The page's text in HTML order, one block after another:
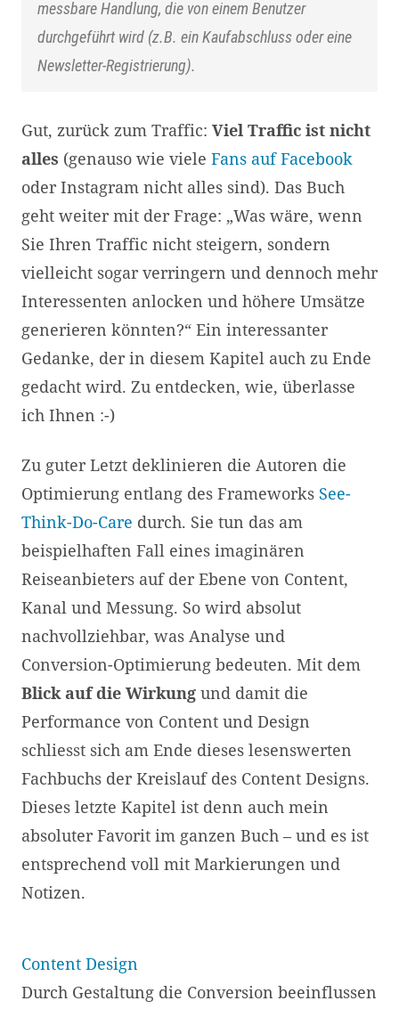
messbare Handlung, die von einem Benutzer
durchgeführt wird (z.B. ein Kaufabschluss oder eine
Newsletter-Registrierung).
Gut, zurück zum Traffic: Viel Traffic ist nicht
alles (genauso wie viele Fans auf Facebook
oder Instagram nicht alles sind). Das Buch
geht weiter mit der Frage: „Was wäre, wenn
Sie Ihren Traffic nicht steigern, sondern
vielleicht sogar verringern und dennoch mehr
Interessenten anlocken und höhere Umsätze
generieren könnten?“ Ein interessanter
Gedanke, der in diesem Kapitel auch zu Ende
gedacht wird. Zu entdecken, wie, überlasse
ich Ihnen :-)
Zu guter Letzt deklinieren die Autoren die
Optimierung entlang des Frameworks See-
Think-Do-Care durch. Sie tun das am
beispielhaften Fall eines imaginären
Reiseanbieters auf der Ebene von Content,
Kanal und Messung. So wird absolut
nachvollziehbar, was Analyse und
Conversion-Optimierung bedeuten. Mit dem
Blick auf die Wirkung und damit die
Performance von Content und Design
schliesst sich am Ende dieses lesenswerten
Fachbuchs der Kreislauf des Content Designs.
Dieses letzte Kapitel ist denn auch mein
absoluter Favorit im ganzen Buch – und es ist
entsprechend voll mit Markierungen und
Notizen.
Content Design
Durch Gestaltung die Conversion beeinflussen